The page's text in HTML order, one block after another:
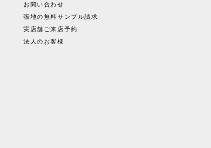
お問い合わせ
張地の無料サンプル請求
実店舗ご来店予約
法人のお客様